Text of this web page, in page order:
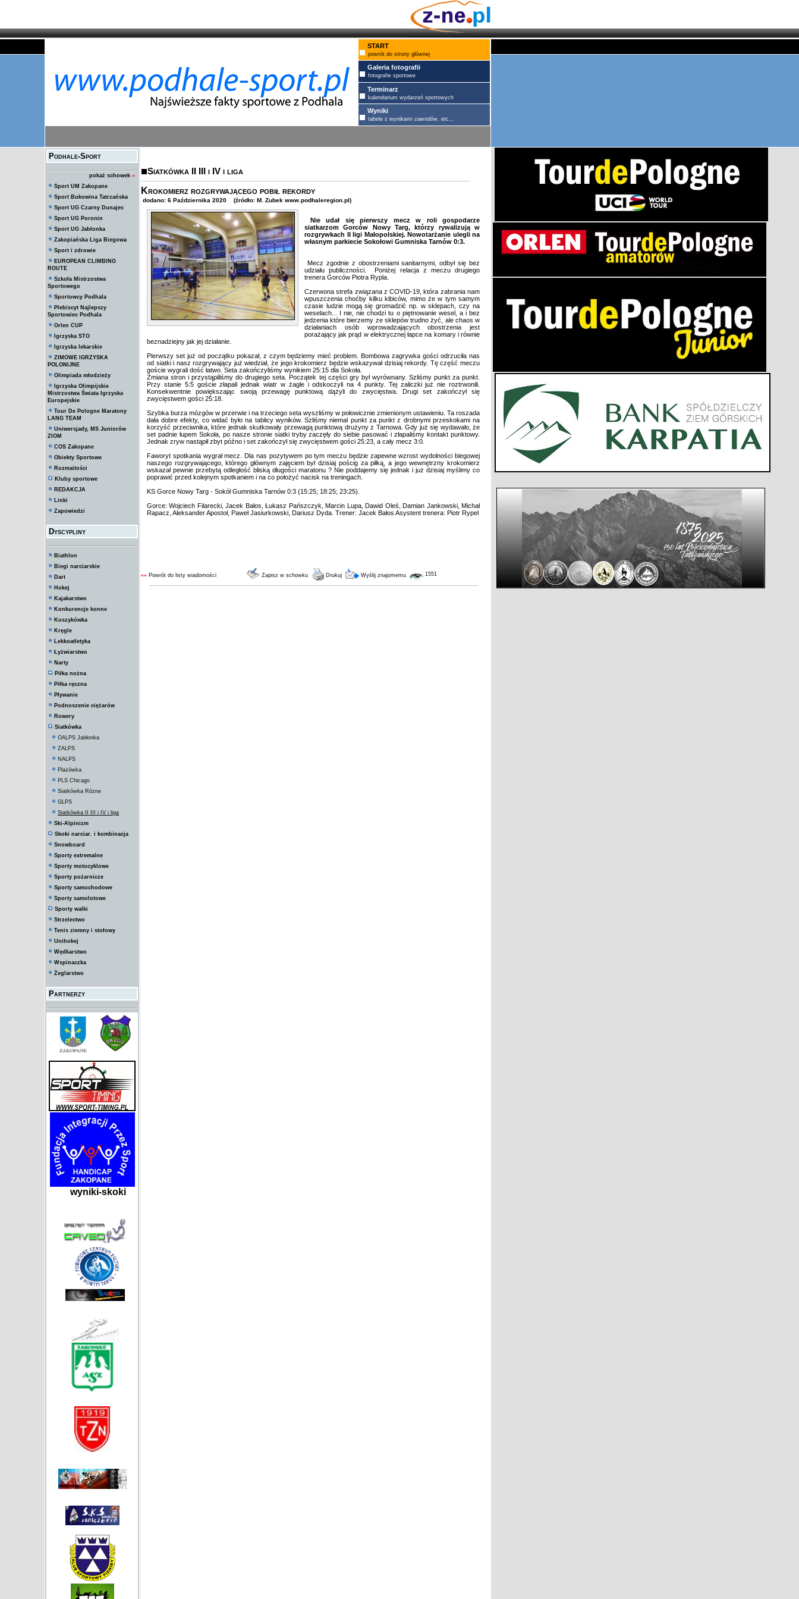
START
powrót do strony głównej
Galeria fotografii
fotografie sportowe
Terminarz
kalendarium wydarzeń sportowych
Wyniki
tabele z wynikami zawodów, etc...
Podhale-Sport
pokaż schowek »
Sport UM Zakopane
Sport Bukowina Tatrzańska
Sport UG Czarny Dunajec
Sport UG Poronin
Sport UG Jabłonka
Zakopiańska Liga Biegowa
Sport i zdrowie
EUROPEAN CLIMBING
ROUTE
Szkoła Mistrzostwa
Sportowego
Sportowcy Podhala
Plebiscyt Najlepszy
Sportowiec Podhala
Orlen CUP
Igrzyska STO
Igrzyska lekarskie
ZIMOWE IGRZYSKA
POLONIJNE
Olimpiada młodzieży
Igrzyska Olimpijskie
Mistrzostwa Świata Igrzyska
Europejskie
Tour De Pologne Maratony
LANG TEAM
Uniwersjady, MS Juniorów
ZIOM
COS Zakopane
Obiekty Sportowe
Rozmaitości
Kluby sportowe
REDAKCJA
Linki
Zapowiedzi
Dyscypliny
Biathlon
Biegi narciarskie
Dart
Hokej
Kajakarstwo
Konkurencje konne
Koszykówka
Kręgle
Lekkoatletyka
Łyżwiarstwo
Narty
Piłka nożna
Piłka ręczna
Pływanie
Podnoszenie ciężarów
Rowery
Siatkówka
OALPS Jabłonka
ZALPS
NALPS
Plażówka
PLS Chicago
Siatkówka Rózne
GLPS
Siatkówka II III i IV i liga
Ski-Alpinizm
Skoki narciar. i kombinacja
Snowboard
Sporty extremalne
Sporty motocyklowe
Sporty pożarnicze
Sporty samochodowe
Sporty samolotowe
Sporty walki
Strzelectwo
Tenis ziemny i stołowy
Unihokej
Wędkarstwo
Wspinaczka
Żeglarstwo
Partnerzy
wyniki-skoki
Siatkówka II III i IV i liga
Krokomierz rozgrywającego pobił rekordy
dodano: 6 Października 2020 (źródło: M. Zubek www.podhaleregion.pl)
Nie udał się pierwszy mecz w roli gospodarze
siatkarzom Gorców Nowy Targ, którzy rywalizują w
rozgrywkach II ligi Małopolskiej. Nowotarżanie ulegli na
własnym parkiecie Sokołowi Gumniska Tarnów 0:3.
Mecz zgodnie z obostrzeniami sanitarnymi, odbył się bez
udziału publiczności. Poniżej relacja z meczu drugiego
trenera Gorców Piotra Rypla.
Czerwona strefa związana z COVID-19, która zabrania nam
wpuszczenia choćby kilku kibiców, mimo że w tym samym
czasie ludzie mogą się gromadzić np. w sklepach, czy na
weselach... I nie, nie chodzi tu o piętnowanie wesel, a i bez
jedzenia które bierzemy ze sklepów trudno żyć, ale chaos w
działaniach osób wprowadzających obostrzenia jest
porażający jak prąd w elektrycznej łapce na komary i równie
beznadziejny jak jej działanie.
Pierwszy set już od początku pokazał, z czym będziemy mieć problem. Bombowa zagrywka gości odrzuciła nas
od siatki i nasz rozgrywający już wiedział, że jego krokomierz będzie wskazywał dzisiaj rekordy. Tę część meczu
goście wygrali dość łatwo. Seta zakończyliśmy wynikiem 25:15 dla Sokoła.
Zmiana stron i przystąpiliśmy do drugiego seta. Początek tej części gry był wyrównany. Szliśmy punkt za punkt.
Przy stanie 5:5 goście złapali jednak wiatr w żagle i odskoczyli na 4 punkty. Tej zaliczki już nie roztrwonili.
Konsekwentnie powiększając swoją przewagę punktową dążyli do zwycięstwa. Drugi set zakończył się
zwycięstwem gości 25:18.
Szybka burza mózgów w przerwie i na trzeciego seta wyszliśmy w połowicznie zmienionym ustawieniu. Ta roszada
dała dobre efekty, co widać było na tablicy wyników. Szliśmy niemal punkt za punkt z drobnymi przeskokami na
korzyść przeciwnika, które jednak skutkowały przewagą punktową drużyny z Tarnowa. Gdy już się wydawało, że
set padnie łupem Sokoła, po nasze stronie siatki tryby zaczęły do siebie pasować i złapaliśmy kontakt punktowy.
Jednak zryw nastąpił zbyt późno i set zakończył się zwycięstwem gości 25:23, a cały mecz 3:0.
Faworyt spotkania wygrał mecz. Dla nas pozytywem po tym meczu będzie zapewne wzrost wydolności biegowej
naszego rozgrywającego, którego głównym zajęciem był dzisiaj pościg za piłką, a jego wewnętrzny krokomierz
wskazał pewnie przebytą odległość bliską długości maratonu ? Nie poddajemy się jednak i już dzisiaj myślimy co
poprawić przed kolejnym spotkaniem i na co położyć nacisk na treningach.
KS Gorce Nowy Targ - Sokół Gumniska Tarnów 0:3 (15:25; 18:25; 23:25).
Gorce: Wojciech Filarecki, Jacek Bałos, Łukasz Pańszczyk, Marcin Lupa, Dawid Oleś, Damian Jankowski, Michał
Rapacz, Aleksander Apostoł, Paweł Jasiurkowski, Dariusz Dyda. Trener: Jacek Bałos Asystent trenera: Piotr Rypel
«« Powrót do listy wiadomości Zapisz w schowku Drukuj Wyślij znajomemu 1551